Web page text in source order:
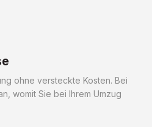
ohne versteckte Kosten. Bei
womit Sie bei Ihrem Umzug